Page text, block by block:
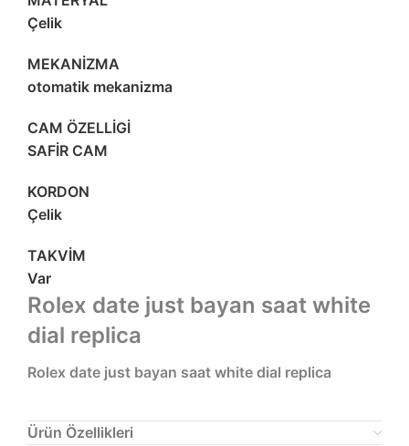
Çelik
MEKANİZMA
otomatik mekanizma
CAM ÖZELLİGİ
SAFİR CAM
KORDON
Çelik
TAKVİM
Var
Rolex date just bayan saat white
dial replica
Rolex date just bayan saat white dial replica
Ürün Özellikleri